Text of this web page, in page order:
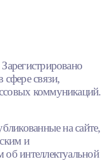
связи,
коммуникаций.
на сайте,
и
интеллектуальной